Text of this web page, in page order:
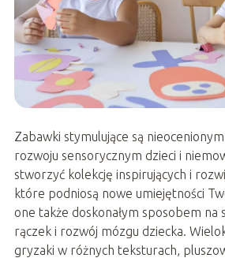
Zabawki stymulujące są
rozwoju sensorycznym dzieci i
stworzyć kolekcję inspirujących i
które podniosą nowe umiejętności
one także doskonałym sposobem na
rączek i rozwój mózgu dziecka.
gryzaki w różnych teksturach,